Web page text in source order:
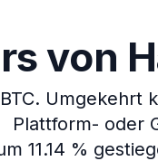
von
Umgekehrt
Plattform- oder
11.14 %